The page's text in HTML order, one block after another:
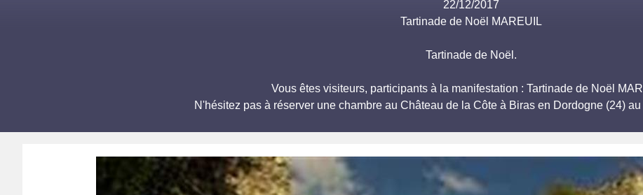
22/12/2017
Tartinade de Noël MAREUIL
Tartinade de Noël.
Vous êtes visiteurs, participants à la manifestation : Tartinade de Noël
N'hésitez pas à réserver une chambre au Château de la Côte à Biras en Dordogne (24)